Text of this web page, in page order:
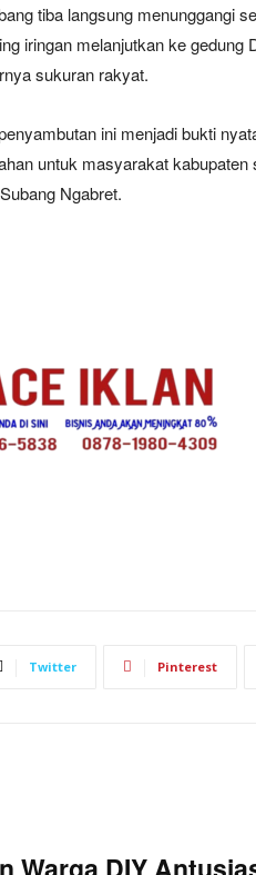
tiba langsung menunggangi
iringan melanjutkan ke gedung
sukuran rakyat.
ini menjadi bukti
untuk masyarakat kabupaten
Ngabret.
Twitter Pinterest
Warga DIY